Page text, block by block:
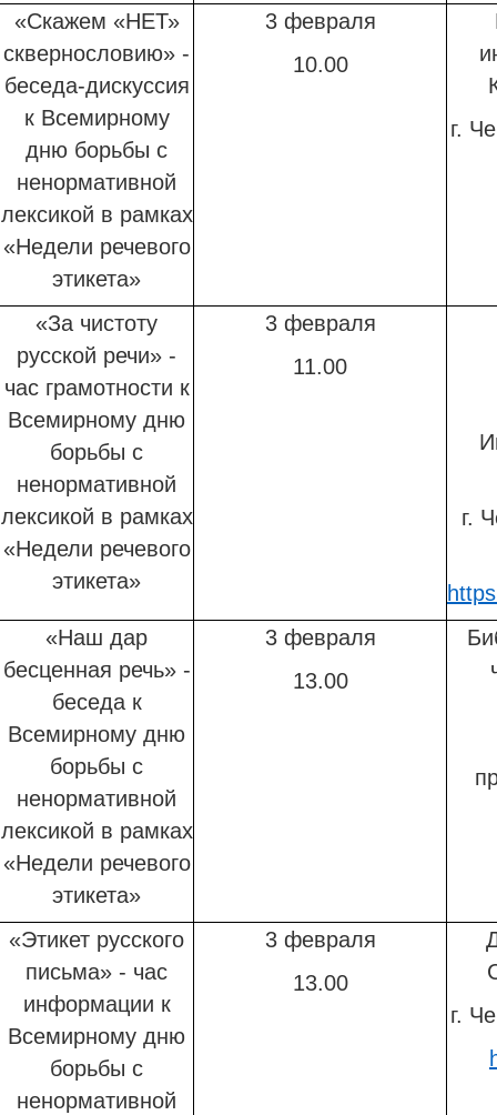
«Скажем «НЕТ»
сквернословию» -
беседа-дискуссия
к Всемирному
дню борьбы с
ненормативной
лексикой в рамках
«Недели речевого
этикета»
3 февраля
10.00
г.
«За чистоту
русской речи» -
час грамотности к
Всемирному дню
борьбы с
ненормативной
лексикой в рамках
«Недели речевого
этикета»
3 февраля
11.00
г.
«Наш дар
бесценная речь» -
беседа к
Всемирному дню
борьбы с
ненормативной
лексикой в рамках
«Недели речевого
этикета»
3 февраля
13.00
«Этикет русского
письма» - час
информации к
Всемирному дню
борьбы с
ненормативной
3 февраля
13.00
г.